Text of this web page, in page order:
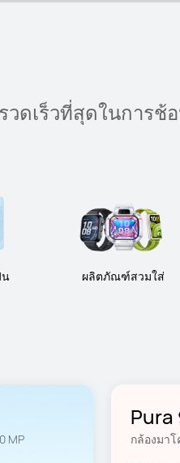
ดเร็วที่สุดในการช้
ผลิตภัณฑ์สวมใส่
MP
Pura
กล้องมาโ